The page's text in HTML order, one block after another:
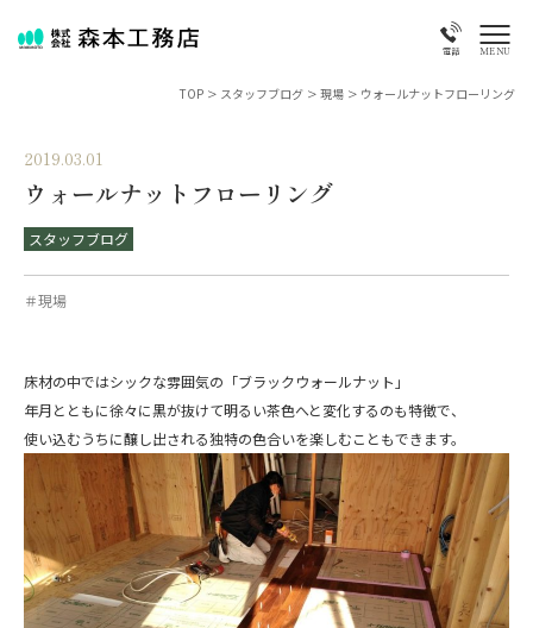
電話 MENU
TOP > スタッフブログ > 現場 > ウォールナットフローリング
2019.03.01
ウォールナットフローリング
スタッフブログ
＃現場
床材の中ではシックな雰囲気の「ブラックウォールナット」
年月とともに徐々に黒が抜けて明るい茶色へと変化するのも特徴で、
使い込むうちに醸し出される独特の色合いを楽しむこともできます。